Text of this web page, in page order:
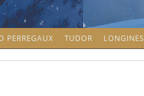
PERREGAUX TUDOR LONGINES